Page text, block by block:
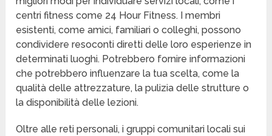
centri fitness come 24 Hour Fitness. I membri
esistenti, come amici, familiari o colleghi, possono
condividere resoconti diretti delle loro esperienze in
determinati luoghi. Potrebbero fornire informazioni
che potrebbero influenzare la tua scelta, come la
qualità delle attrezzature, la pulizia delle strutture o
la disponibilità delle lezioni.
Oltre alle reti personali, i gruppi comunitari locali sui